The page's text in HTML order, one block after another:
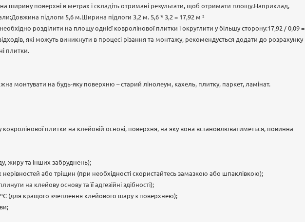
ширину поверхні в метрах і складіть отримані результати, щоб отримати площу.Наприклад,
підлоги 5,6 м.Ширина підлоги 3,2 м. 5,6 * 3,2 = 17,92 м ²
розділити на площу однієї ковролінової плитки і округлити у більшу сторону:17,92 / 0,09 =
які можуть виникнути в процесі різання та монтажу, рекомендується додати до розрахунку
плитки.
монтувати на будь-яку поверхню – старий лінолеум, кахель, плитку, паркет, ламінат.
плитки на клейовій основі, поверхня, на яку вона встановлюватиметься, повинна
жиру та інших забруднень);
нерівностей або тріщин (при необхідності скористайтесь замазкою або шпаклівкою);
на клейову основу та її адгезійні здібності);
(для кращого зчеплення клейового шару з поверхнею);